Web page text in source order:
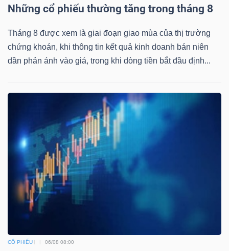
Những cổ phiếu thường tăng trong tháng 8
Tháng 8 được xem là giai đoạn giao mùa của thị trường
chứng khoán, khi thông tin kết quả kinh doanh bán niên
dần phản ánh vào giá, trong khi dòng tiền bắt đầu định...
CỔ PHIẾU 06/08 08:00